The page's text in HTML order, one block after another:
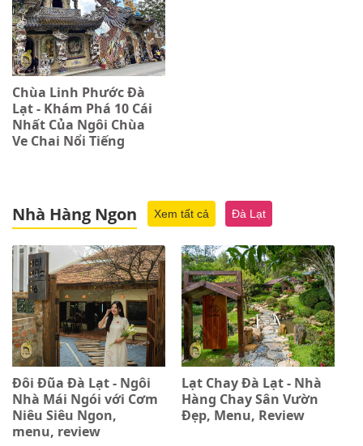
Chùa Linh Phước Đà
Lạt - Khám Phá 10 Cái
Nhất Của Ngôi Chùa
Ve Chai Nổi Tiếng
Nhà Hàng Ngon Xem tất cả Đà Lạt
Đôi Đũa Đà Lạt - Ngôi
Nhà Mái Ngói với Cơm
Niêu Siêu Ngon,
menu, review
Lạt Chay Đà Lạt - Nhà
Hàng Chay Sân Vườn
Đẹp, Menu, Review